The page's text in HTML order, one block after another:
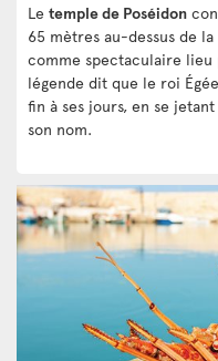
Le temple de Poséidon
65 mètres au-dessus de
comme spectaculaire lieu
légende dit que le roi
fin à ses jours, en se
son nom.